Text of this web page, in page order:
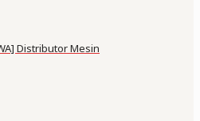
Distributor Mesin